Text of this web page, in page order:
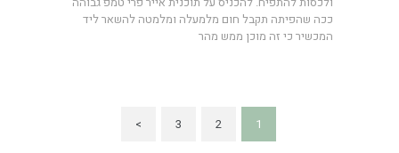
ככה שהפיתה תקבל חום מלמעלה ומלמטה להשאר ליד
המכשיר כי זה מוכן ממש מהר
1
2
3
>